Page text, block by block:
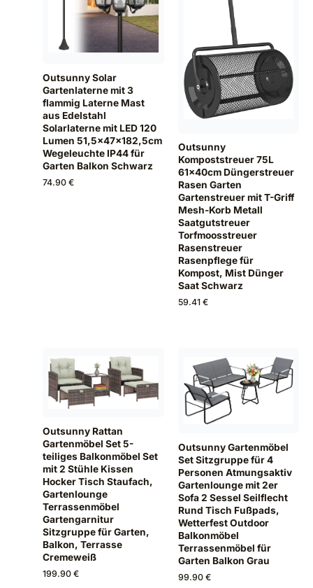
Outsunny Solar
Gartenlaterne mit 3
flammig Laterne Mast
aus Edelstahl
Solarlaterne mit LED 120
Lumen 51,5x47x182,5cm
Wegeleuchte IP44 für
Garten Balkon Schwarz
74.90 €
Outsunny
Kompoststreuer 75L
61x40cm Düngerstreuer
Rasen Garten
Gartenstreuer mit T-Griff
Mesh-Korb Metall
Saatgutstreuer
Torfmoosstreuer
Rasenstreuer
Rasenpflege für
Kompost, Mist Dünger
Saat Schwarz
59.41 €
Outsunny Rattan
Gartenmöbel Set 5-
teiliges Balkonmöbel Set
mit 2 Stühle Kissen
Hocker Tisch Staufach,
Gartenlounge
Terrassenmöbel
Gartengarnitur
Sitzgruppe für Garten,
Balkon, Terrasse
Cremeweiß
199.90 €
Outsunny Gartenmöbel
Set Sitzgruppe für 4
Personen Atmungsaktiv
Gartenlounge mit 2er
Sofa 2 Sessel Seilflecht
Rund Tisch Fußpads,
Wetterfest Outdoor
Balkonmöbel
Terrassenmöbel für
Garten Balkon Grau
99.90 €